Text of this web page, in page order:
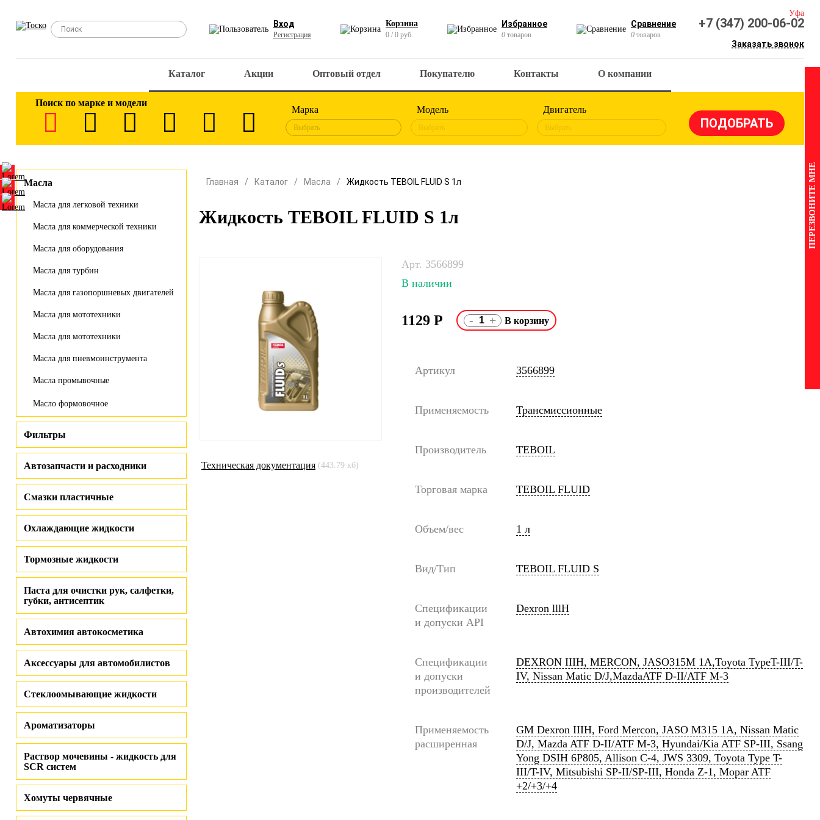
Вход
Регистрация
Корзина
0 / 0 руб.
Избранное
0 товаров
Сравнение
0 товаров
Уфа
+7 (347) 200-06-02
Заказать звонок
Каталог Акции Оптовый отдел Покупателю Контакты О компании
Поиск по марке и модели
Марка
Выбрать
Модель
Выбрать
Двигатель
Выбрать
Масла
Масла для легковой техники
Масла для коммерческой техники
Масла для оборудования
Масла для турбин
Масла для газопоршневых двигателей
Масла для мототехники
Масла для мототехники
Масла для пневмоинструмента
Масла промывочные
Масло формовочное
Фильтры
Автозапчасти и расходники
Смазки пластичные
Охлаждающие жидкости
Тормозные жидкости
Паста для очистки рук, салфетки,
губки, антисептик
Автохимия автокосметика
Аксессуары для автомобилистов
Стеклоомывающие жидкости
Ароматизаторы
Раствор мочевины - жидкость для
SCR систем
Хомуты червячные
Главная Каталог Масла Жидкость TEBOIL FLUID S 1л
Жидкость TEBOIL FLUID S 1л
Техническая документация (443.79 кб)
Арт. 3566899
В наличии
1129 Р - +
Артикул 3566899
Применяемость Трансмиссионные
Производитель TEBOIL
Торговая марка TEBOIL FLUID
Объем/вес 1 л
Вид/Тип TEBOIL FLUID S
Спецификации
и допуски API
Dexron lllH
Спецификации
и допуски
производителей
DEXRON IIIH, MERCON, JASO315M 1A,Toyota TypeT-III/T-
IV, Nissan Matic D/J,MazdaATF D-II/ATF M-3
Применяемость
расширенная
GM Dexron IIIH, Ford Mercon, JASO M315 1A, Nissan Matic
D/J, Mazda ATF D-II/ATF M-3, Hyundai/Kia ATF SP-III, Ssang
Yong DSIH 6P805, Allison C-4, JWS 3309, Toyota Type T-
III/T-IV, Mitsubishi SP-II/SP-III, Honda Z-1, Mopar ATF
+2/+3/+4
ПЕРЕЗВОНИТЕ МНЕ